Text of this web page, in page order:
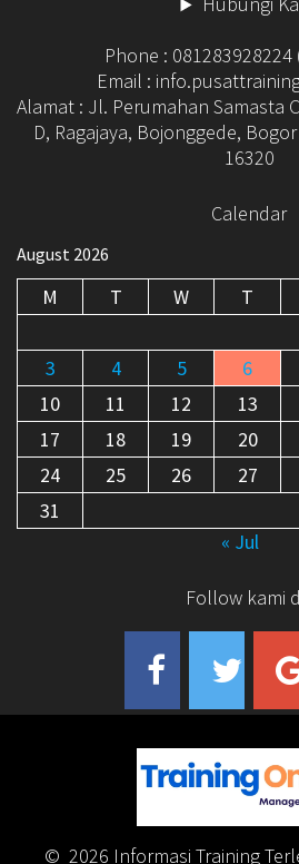
Phone :
Email :
Alamat : Jl. Perumahan Samasta
D, Ragajaya, Bojonggede,
16320
Calendar
August 2026
M T W T
3
4 5 6
10
11 12 13
17
18 19 20
24
25 26 27
31
« Jul
Follow kami
© 2026 Informasi Training